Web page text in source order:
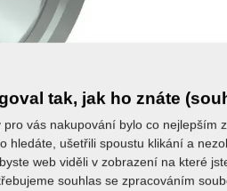
tak, jak ho znáte
vás nakupování bylo co nejlepším
hledáte, ušetřili spoustu klikání a
web viděli v zobrazení na které
souhlas se zpracováním